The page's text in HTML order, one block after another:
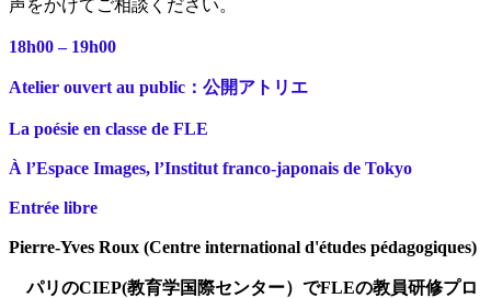
声をかけてご相談ください。
18h00 – 19h00
Atelier ouvert au public：公開アトリエ
La poésie en classe de FLE
À l’Espace Images, l’Institut franco-japonais de Tokyo
Entrée libre
Pierre-Yves Roux (Centre international d'études pédagogiques)
パリのCIEP(教育学国際センター）でFLEの教員研修プロ